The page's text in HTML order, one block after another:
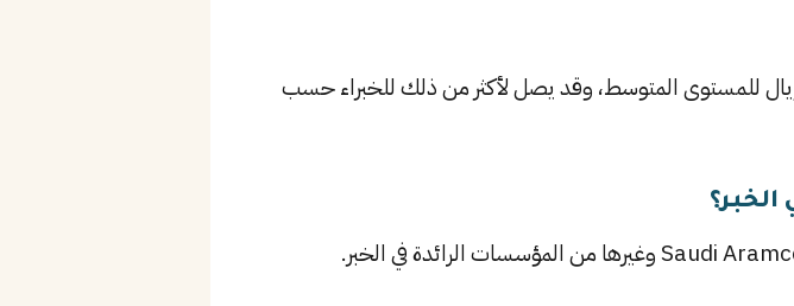
راتب مصمم جرافيك في الخبر بين ٥٬٦٥٠ ريال للمبتدئين و١٠٬١٧٠ ريال للمستوى المتوسط، وقد يصل لأكثر من ذلك للخبراء حسب